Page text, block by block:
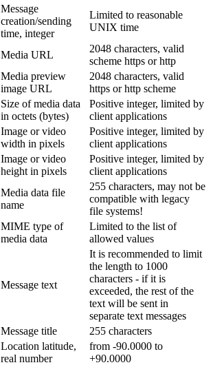
Message
creation/sending
time, integer
Limited to reasonable
UNIX time
Media URL
2048 characters, valid
scheme https or http
Media preview
image URL
2048 characters, valid
https or http scheme
Size of media data
in octets (bytes)
Positive integer, limited by
client applications
Image or video
width in pixels
Positive integer, limited by
client applications
Image or video
height in pixels
Positive integer, limited by
client applications
Media data file
name
255 characters, may not be
compatible with legacy
file systems!
MIME type of
media data
Limited to the list of
allowed values
Message text
It is recommended to limit
the length to 1000
characters - if it is
exceeded, the rest of the
text will be sent in
separate text messages
Message title
255 characters
Location latitude,
real number
from -90.0000 to
+90.0000